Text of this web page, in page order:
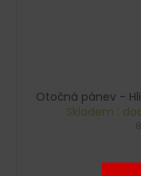
Otočná pánev -
Skladem :